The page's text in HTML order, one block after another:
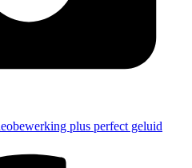
plus perfect geluid